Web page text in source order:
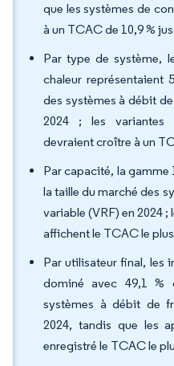
que les systèmes de
à un TCAC de 10,9 %
Par type de système,
chaleur représentaient
des systèmes à débit
2024 ; les variantes
devraient croître à un
Par capacité, la gamme
la taille du marché des
variable (VRF) en 2024 ;
affichent le TCAC le
Par utilisateur final, les
dominé avec 49,1 %
systèmes à débit de
2024, tandis que les
enregistré le TCAC le